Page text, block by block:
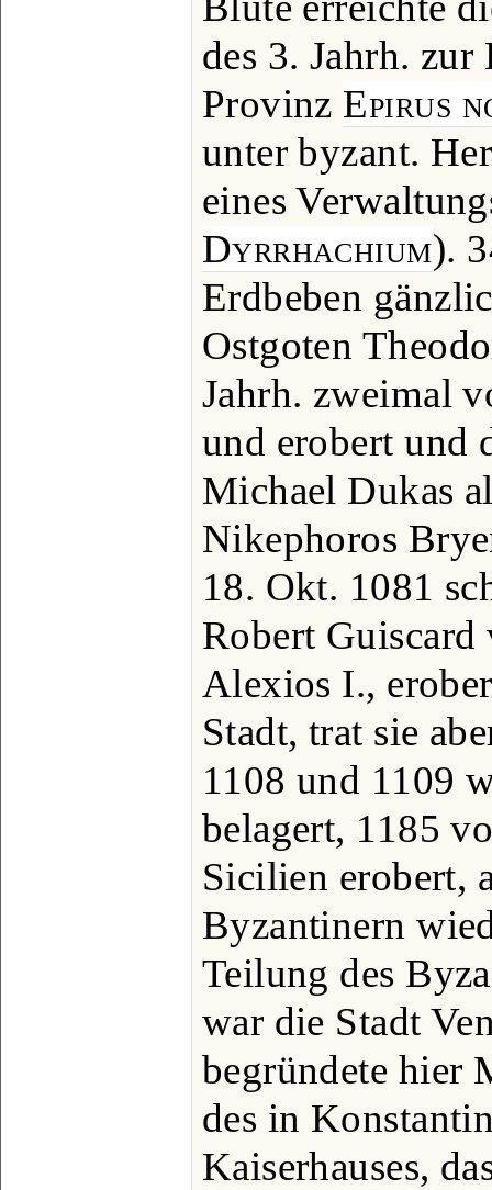
des 3. Jahrh.
Provinz Epirus
unter byzant.
eines
Dyrrhachium).
Erdbeben
Ostgoten
Jahrh. zweimal
und erobert und
Michael Dukas
Nikephoros
18. Okt. 1081
Robert
Alexios I.,
Stadt, trat sie
1108 und 1109
belagert, 1185
Sicilien erobert,
Byzantinern
Teilung des
war die Stadt
begründete hier
des in
Kaiserhauses,